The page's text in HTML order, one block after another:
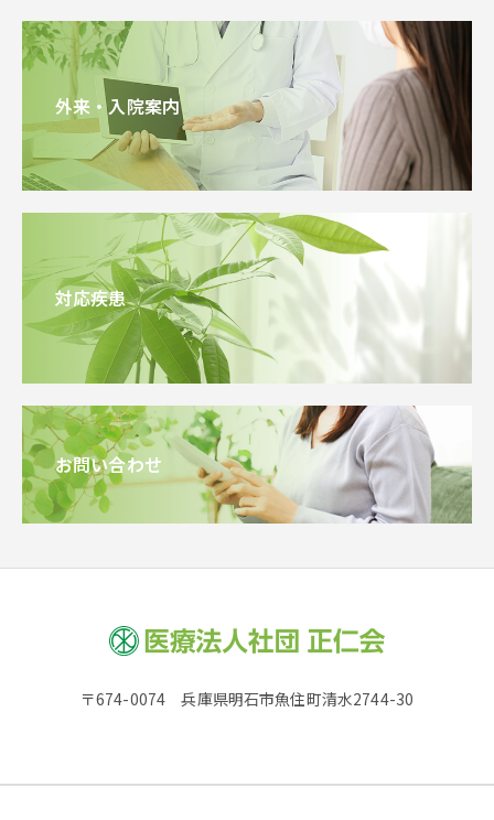
外来・入院案内
対応疾患
お問い合わせ
〒674-0074 兵庫県明石市魚住町清水2744-30